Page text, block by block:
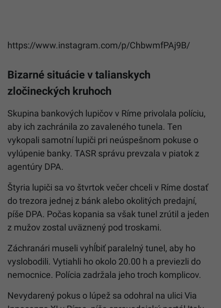
https://www.instagram.com/p/ChbwmfPAj9B/
Bizarné situácie v talianskych
zločineckých kruhoch
Skupina bankových lupičov v Ríme privolala políciu,
aby ich zachránila zo zavalenéhotunela. Ten
vykopali samotní lupiči pri neúspešnom pokuse o
vylúpenie banky. TASR správu prevzala v piatok z
agentúry DPA.
Štyria lupiči sa vo štvrtok večer chceli v Ríme dostať
do trezora jednej z bánk alebo okolitých predajní,
píše DPA. Počas kopania sa však tunel zrútil a jeden
z mužov zostal uväznený pod troskami.
Záchranári museli vyhĺbiť paralelný tunel, aby ho
vyslobodili. Vytiahli ho okolo 20.00 h a previezli do
nemocnice. Polícia zadržala jeho troch komplicov.
Nevydarený pokus o lúpež sa odohral na ulici Via